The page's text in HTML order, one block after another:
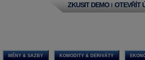
ZKUSIT DEMO | OTEVŘÍT
MĚNY & SAZBY KOMODITY & DERIVÁTY